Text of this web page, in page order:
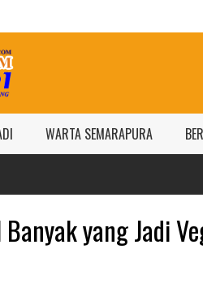
WARTA SEMARAPURA
yang Jadi